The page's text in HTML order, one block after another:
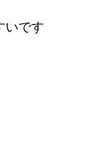
いです